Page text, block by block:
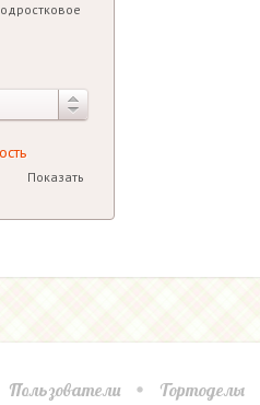
Показать
Пользователи Тортоделы